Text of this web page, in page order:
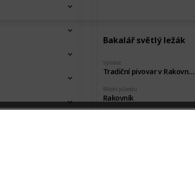
Bakalář světlý ležák
Výrobce
Tradiční pivovar v Rakovníku
Město původu
Rakovník